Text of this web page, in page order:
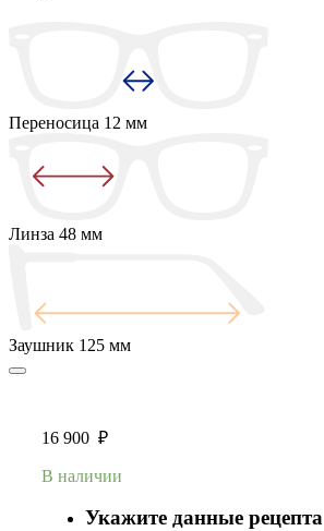
Переносица 12 мм
Линза 48 мм
Заушник 125 мм
16 900 ₽
В наличии
Укажите данные рецепта